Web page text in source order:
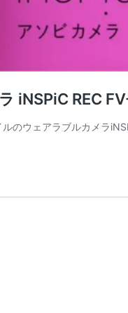
iNSPiC REC
のウェアラブルカメラ